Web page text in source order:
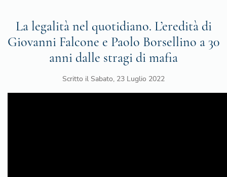
La legalità nel quotidiano. L’eredità di
Giovanni Falcone e Paolo Borsellino a 30
anni dalle stragi di mafia
Scritto il Sabato, 23 Luglio 2022